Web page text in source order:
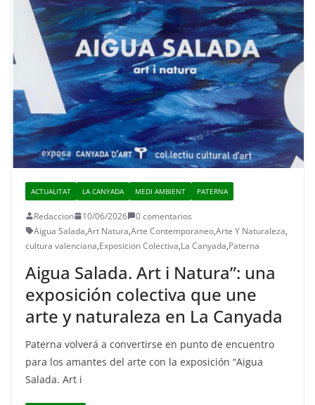
ACTUALITAT LA CANYADA MEDI AMBIENT PATERNA
Redaccion 10/06/2026
0 comentarios
Aigua Salada,Art Natura,Arte Contemporaneo,Arte Y Naturaleza,
cultura valenciana,Exposicion Colectiva,La Canyada,Paterna
Aigua Salada. Art i Natura”: una
exposición colectiva que une
arte y naturaleza en La Canyada
Paterna volverá a convertirse en punto de encuentro
para los amantes del arte con la exposición “Aigua
Salada. Art i